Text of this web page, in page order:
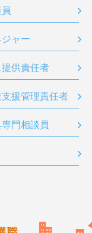
ャー
供責任者
支援管理責任者
門相談員